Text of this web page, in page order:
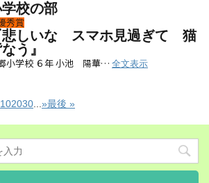
校の部
秀賞
悲しいな スマホ見過ぎて 猫
う』
小学校 ６年 小池 陽華… 全文表示
102030...»最後 »